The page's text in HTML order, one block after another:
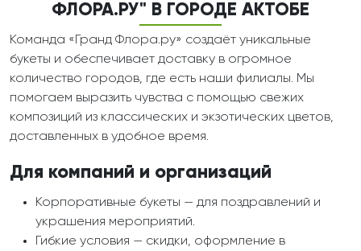
ФЛОРА.РУ" В ГОРОДЕ АКТОБЕ
Команда «Гранд Флора.ру» создаёт уникальные
букеты и обеспечивает доставку в огромное
количество городов, где есть наши филиалы. Мы
помогаем выразить чувства с помощью свежих
композиций из классических и экзотических цветов,
доставленных в удобное время.
Для компаний и организаций
Корпоративные букеты — для поздравлений и
украшения мероприятий.
Гибкие условия — скидки, оформление в